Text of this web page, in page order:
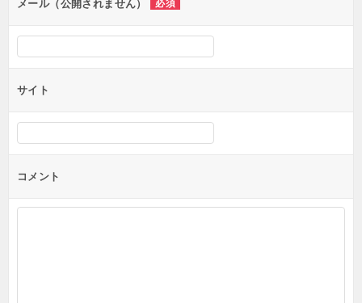
メール（公開されません） 必須
サイト
コメント